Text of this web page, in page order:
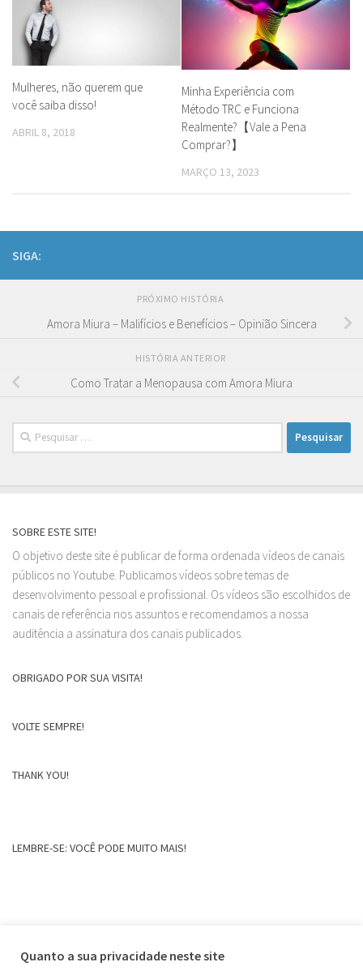
Mulheres, não querem que
você saiba disso!
ABRIL 8, 2018
Minha Experiência com
Método TRC e Funciona
Realmente?【Vale a Pena
Comprar?】
MARÇO 13, 2023
SIGA:
PRÓXIMO HISTÓRIA
Amora Miura – Malifícios e Benefícios – Opinião Sincera
HISTÓRIA ANTERIOR
Como Tratar a Menopausa com Amora Miura
Pesquisar
por:
SOBRE ESTE SITE!
O objetivo deste site é publicar de forma ordenada vídeos de canais
públicos no Youtube. Publicamos vídeos sobre temas de
desenvolvimento pessoal e profissional. Os vídeos são escolhidos de
canais de referência nos assuntos e recomendamos a nossa
auditência a assinatura dos canais publicados.
OBRIGADO POR SUA VISITA!
VOLTE SEMPRE!
THANK YOU!
LEMBRE-SE: VOCÊ PODE MUITO MAIS!
Quanto a sua privacidade neste site